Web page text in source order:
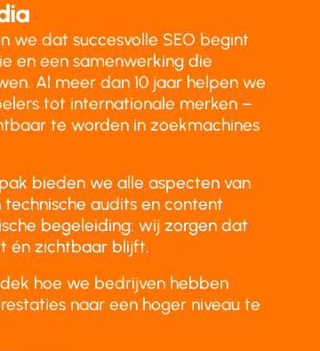
we dat succesvolle SEO begint
en een samenwerking die
Al meer dan 10 jaar helpen we
tot internationale merken –
te worden in zoekmachines
bieden we alle aspecten van
audits en content
begeleiding: wij zorgen dat
én zichtbaar blijft.
hoe we bedrijven hebben
naar een hoger niveau te